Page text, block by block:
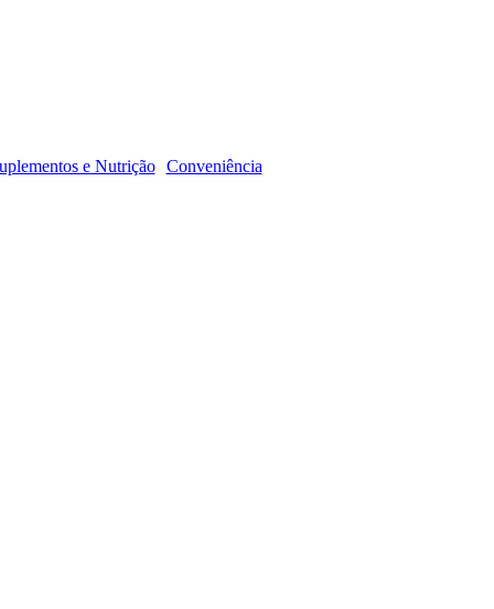
e Nutrição Conveniência